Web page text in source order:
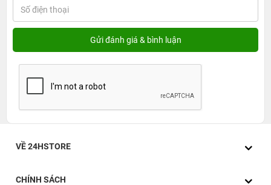
VỀ 24HSTORE
CHÍNH SÁCH